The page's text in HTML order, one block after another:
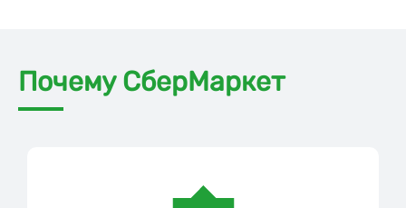
Почему СберМаркет